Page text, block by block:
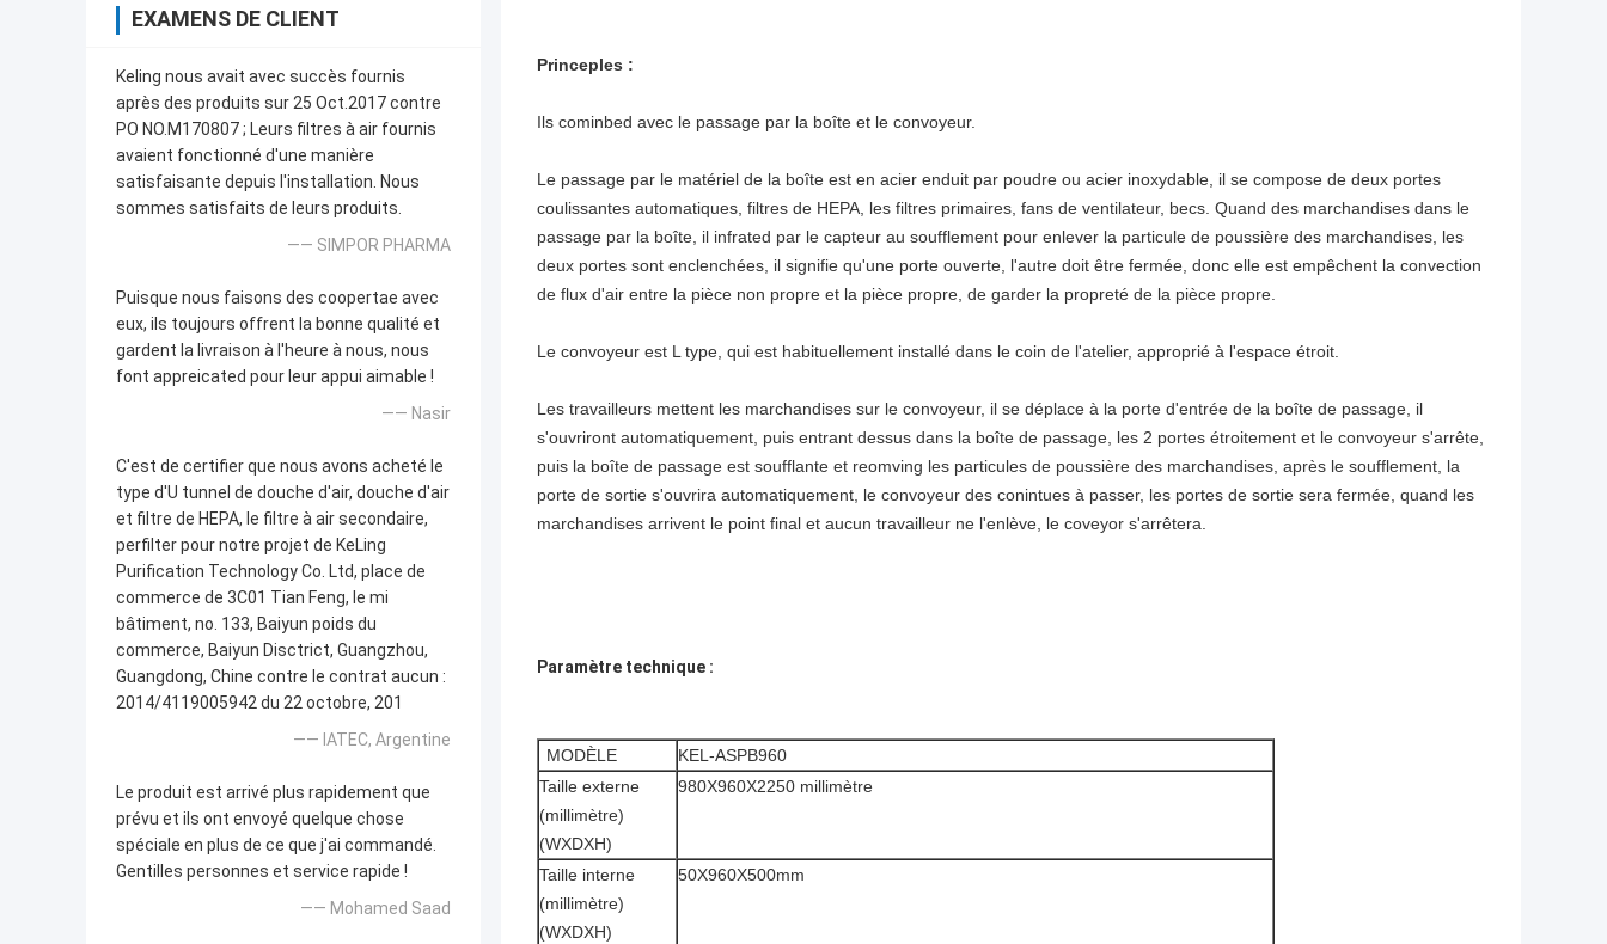
EXAMENS DE CLIENT
Keling nous avait avec succès fournis
après des produits sur 25 Oct.2017 contre
PO NO.M170807 ; Leurs filtres à air fournis
avaient fonctionné d'une manière
satisfaisante depuis l'installation. Nous
sommes satisfaits de leurs produits.
—— SIMPOR PHARMA
Puisque nous faisons des coopertae avec
eux, ils toujours offrent la bonne qualité et
gardent la livraison à l'heure à nous, nous
font appreicated pour leur appui aimable !
—— Nasir
C'est de certifier que nous avons acheté le
type d'U tunnel de douche d'air, douche d'air
et filtre de HEPA, le filtre à air secondaire,
perfilter pour notre projet de KeLing
Purification Technology Co. Ltd, place de
commerce de 3C01 Tian Feng, le mi
bâtiment, no. 133, Baiyun poids du
commerce, Baiyun Disctrict, Guangzhou,
Guangdong, Chine contre le contrat aucun :
2014/4119005942 du 22 octobre, 201
—— IATEC, Argentine
Le produit est arrivé plus rapidement que
prévu et ils ont envoyé quelque chose
spéciale en plus de ce que j'ai commandé.
Gentilles personnes et service rapide !
—— Mohamed Saad
Princeples :
Ils cominbed avec le passage par la boîte et le convoyeur.
Le passage par le matériel de la boîte est en acier enduit par poudre ou acier inoxydable, il se compose de deux portes
coulissantes automatiques, filtres de HEPA, les filtres primaires, fans de ventilateur, becs. Quand des marchandises dans le
passage par la boîte, il infrated par le capteur au soufflement pour enlever la particule de poussière des marchandises, les
deux portes sont enclenchées, il signifie qu'une porte ouverte, l'autre doit être fermée, donc elle est empêchent la convection
de flux d'air entre la pièce non propre et la pièce propre, de garder la propreté de la pièce propre.
Le convoyeur est L type, qui est habituellement installé dans le coin de l'atelier, approprié à l'espace étroit.
Les travailleurs mettent les marchandises sur le convoyeur, il se déplace à la porte d'entrée de la boîte de passage, il
s'ouvriront automatiquement, puis entrant dessus dans la boîte de passage, les 2 portes étroitement et le convoyeur s'arrête,
puis la boîte de passage est soufflante et reomving les particules de poussière des marchandises, après le soufflement, la
porte de sortie s'ouvrira automatiquement, le convoyeur des conintues à passer, les portes de sortie sera fermée, quand les
marchandises arrivent le point final et aucun travailleur ne l'enlève, le coveyor s'arrêtera.
Paramètre technique :
MODÈLE
KEL-ASPB960
Taille externe
(millimètre)
(WXDXH)
980X960X2250 millimètre
Taille interne
(millimètre)
(WXDXH)
50X960X500mm